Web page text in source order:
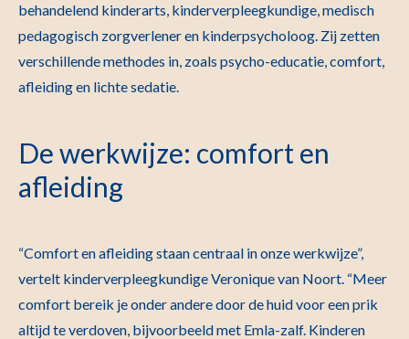
behandelend kinderarts, kinderverpleegkundige, medisch
pedagogisch zorgverlener en kinderpsycholoog. Zij zetten
verschillende methodes in, zoals psycho-educatie, comfort,
afleiding en lichte sedatie.
De werkwijze: comfort en
afleiding
“Comfort en afleiding staan centraal in onze werkwijze”,
vertelt kinderverpleegkundige Veronique van Noort. “Meer
comfort bereik je onder andere door de huid voor een prik
altijd te verdoven, bijvoorbeeld met Emla-zalf. Kinderen